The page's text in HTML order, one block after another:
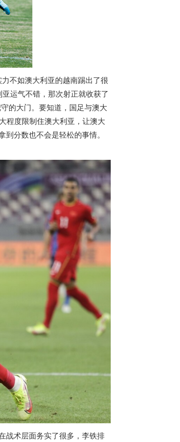
不如澳大利亚的越南踢出了很
运气不错，那次射正就收获了
的大门。要知道，国足与澳大
程度限制住澳大利亚，让澳大
到分数也不会是轻松的事情。
战术层面务实了很多，李铁排